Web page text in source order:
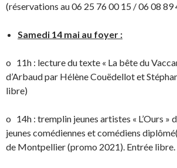
(réservations au 06 25 76 00 15 / 06 08 89
Samedi 14 mai au foyer :
o 11h : lecture du texte « La bête du
d’Arbaud par Hélène Couëdellot et
libre)
o 14h : tremplin jeunes artistes « L’Ours »
jeunes comédiennes et comédiens
de Montpellier (promo 2021). Entrée libre.